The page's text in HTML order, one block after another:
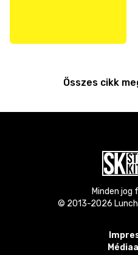
Összes cikk
Minden
© 2013-2026